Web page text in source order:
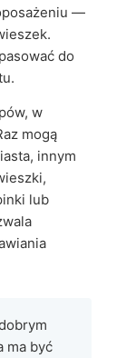
—
do
w
mogą
innym
lub
ma być